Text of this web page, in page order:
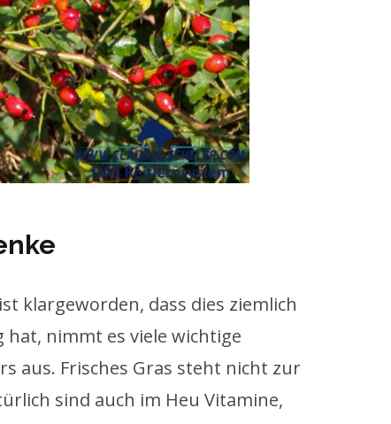
klargeworden, dass dies ziemlich
nimmt es viele wichtige
aus. Frisches Gras steht nicht zur
sind auch im Heu Vitamine,